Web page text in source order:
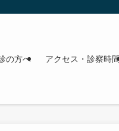
の方へ アクセス・診察時